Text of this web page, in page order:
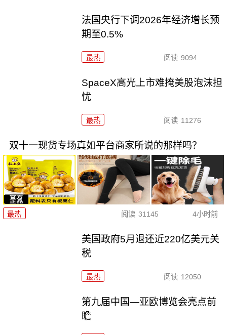
法国央行下调2026年经济增长预
期至0.5%
最热 阅读 9094
SpaceX高光上市难掩美股泡沫担
忧
最热 阅读 11276
双十一现货专场真如平台商家所说的那样吗？
最热 阅读 31145 4小时前
美国政府5月退还近220亿美元关
税
最热 阅读 12050
第九届中国—亚欧博览会亮点前
瞻